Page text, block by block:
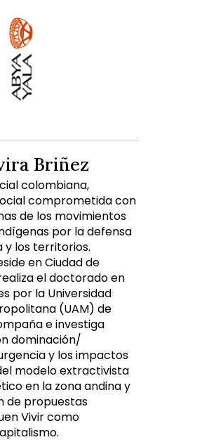
Briñez
colombiana,
comprometida con
de los movimientos
por la defensa
y los territorios.
en Ciudad de
el doctorado en
por la Universidad
(UAM) de
e investiga
dominación/
y los impactos
modelo extractivista
en la zona andina y
de propuestas
Vivir como